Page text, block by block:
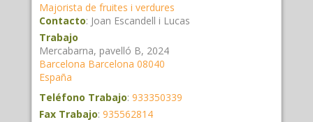
Majorista de fruites i verdures
Contacto: Joan Escandell i Lucas
Trabajo
Mercabarna, pavelló B, 2024
Barcelona Barcelona 08040
España
Teléfono Trabajo: 933350339
Fax Trabajo: 935562814